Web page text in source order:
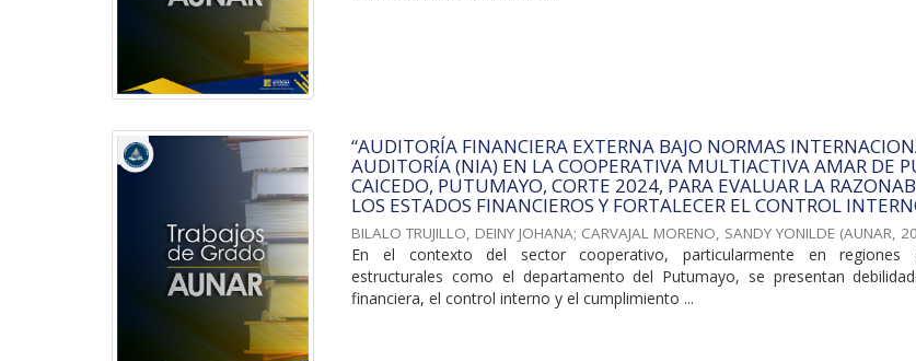
“AUDITORÍA FINANCIERA EXTERNA BAJO NORMAS
AUDITORÍA (NIA) EN LA COOPERATIVA MULTIACTIVA AMAR DE
CAICEDO, PUTUMAYO, CORTE 2024, PARA EVALUAR LA
LOS ESTADOS FINANCIEROS Y FORTALECER EL CONTROL
BILALO TRUJILLO, DEINY JOHANA; CARVAJAL MORENO, SANDY YONILDE (AUNAR,
En el contexto del sector cooperativo, particularmente en regiones
estructurales como el departamento del Putumayo, se presentan
financiera, el control interno y el cumplimiento ...